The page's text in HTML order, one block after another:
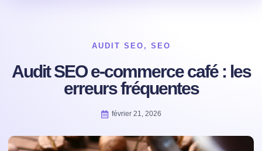
AUDIT SEO , SEO
Audit SEO e-commerce café : les
erreurs fréquentes
février 21, 2026